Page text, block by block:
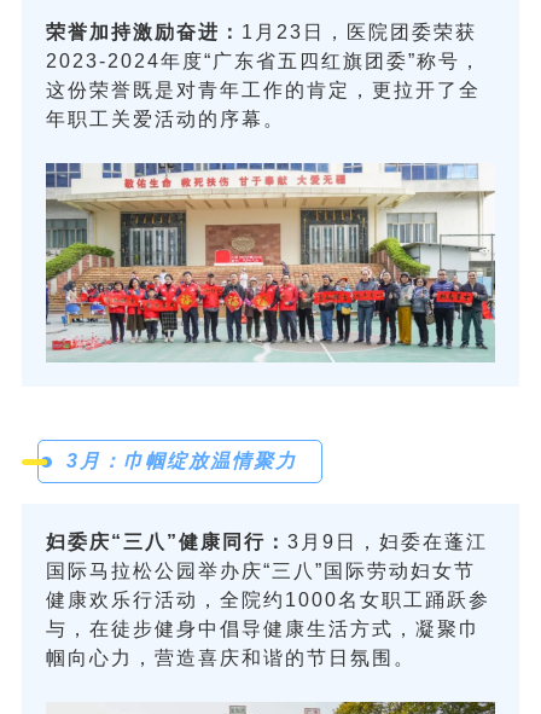
荣誉加持激励奋进： 1月23日，医院团委荣获
2023-2024年度“广东省五四红旗团委”称号，
这份荣誉既是对青年工作的肯定，更拉开了全
年职工关爱活动的序幕。
3月：巾帼绽放温情聚力
妇委庆“三八”健康同行： 3月9日，妇委在蓬江
国际马拉松公园举办庆“三八”国际劳动妇女节
健康欢乐行活动，全院约1000名女职工踊跃参
与，在徒步健身中倡导健康生活方式，凝聚巾
帼向心力，营造喜庆和谐的节日氛围。